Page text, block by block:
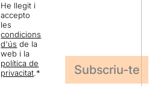
He llegit i
accepto
les
condicions
d'ús de la
web i la
política de
privacitat.*